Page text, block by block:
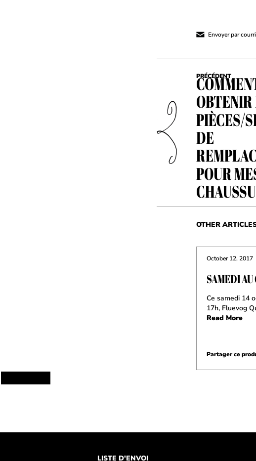
Envoyer par
PRÉCÉDENT
PIÈCES/
DE
POUR
OTHER
October 12, 2017
SAMEDI
Ce samedi 14
17h, Fluevog
Read More
Partager ce
LISTE D'ENVOI